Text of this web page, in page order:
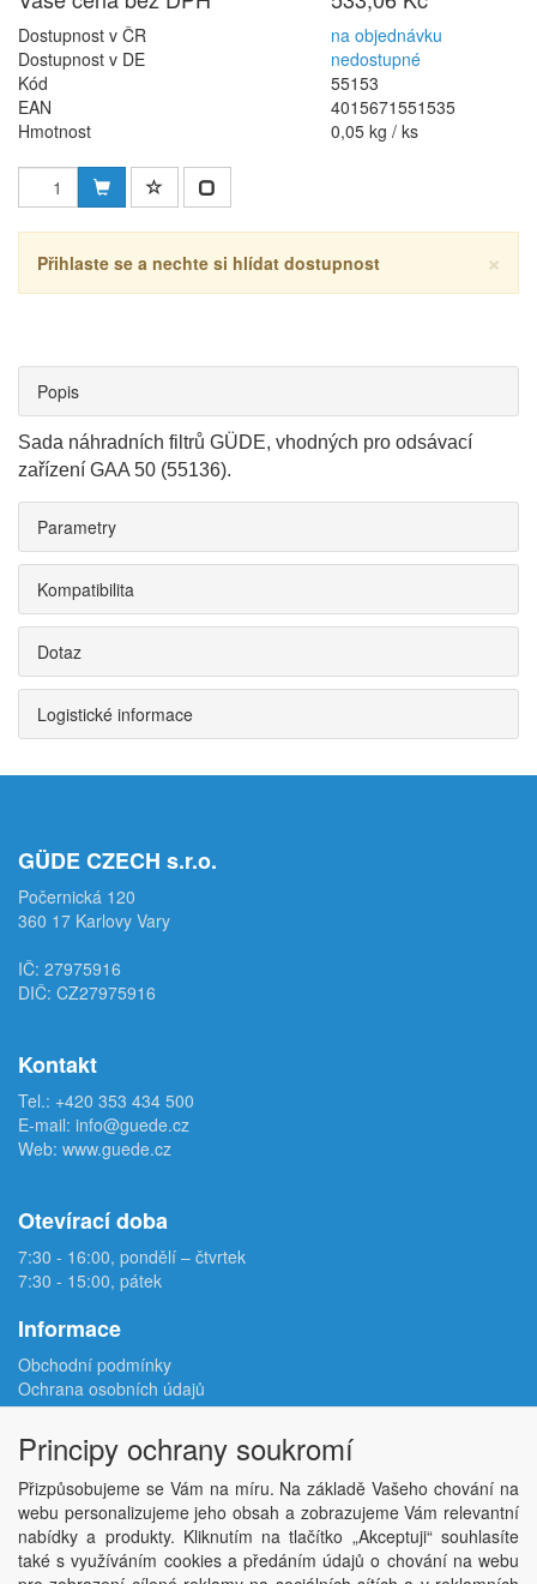
Dostupnost v ČR
na objednávku
Dostupnost v DE
nedostupné
Kód
55153
EAN
4015671551535
Hmotnost
0,05 kg / ks
×
Přihlaste se a nechte si hlídat dostupnost
Popis
Sada náhradních filtrů GÜDE, vhodných pro odsávací
zařízení GAA 50 (55136).
Parametry
Kompatibilita
Dotaz
Logistické informace
GÜDE CZECH s.r.o.
Počernická 120
360 17 Karlovy Vary
IČ: 27975916
DIČ: CZ27975916
Kontakt
Tel.: +420 353 434 500
E-mail: info@guede.cz
Web: www.guede.cz
Otevírací doba
7:30 - 16:00, pondělí – čtvrtek
7:30 - 15:00, pátek
Informace
Obchodní podmínky
Ochrana osobních údajů
Reklamační protokol
Odstoupení od smlouvy
Podmínky užití e-shopu
Doprava
Velkoobchod
Kontakt
Nastavení soukromí
Principy ochrany soukromí
Přizpůsobujeme se Vám na míru. Na základě Vašeho chování na
webu personalizujeme jeho obsah a zobrazujeme Vám relevantní
nabídky a produkty. Kliknutím na tlačítko „Akceptuji“ souhlasíte
také s využíváním cookies a předáním údajů o chování na webu